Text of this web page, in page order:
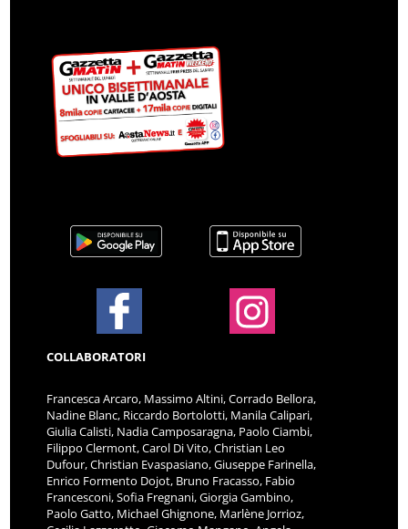
COLLABORATORI
Francesca Arcaro, Massimo Altini, Corrado Bellora,
Nadine Blanc, Riccardo Bortolotti, Manila Calipari,
Giulia Calisti, Nadia Camposaragna, Paolo Ciambi,
Filippo Clermont, Carol Di Vito, Christian Leo
Dufour, Christian Evaspasiano, Giuseppe Farinella,
Enrico Formento Dojot, Bruno Fracasso, Fabio
Francesconi, Sofia Fregnani, Giorgia Gambino,
Paolo Gatto, Michael Ghignone, Marlène Jorrioz,